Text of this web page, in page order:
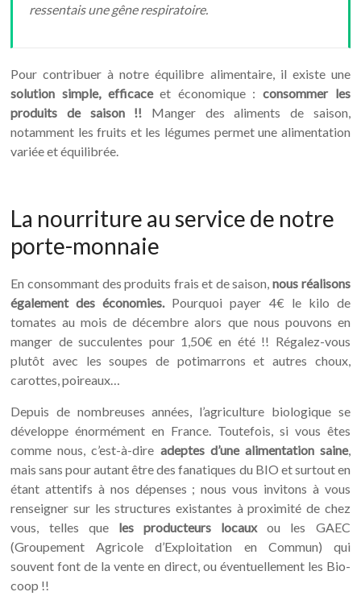
ressentais une gêne respiratoire.
Pour contribuer à notre équilibre alimentaire, il existe une
solution simple, efficaceet économique : consommer les
produits de saison !! Manger des aliments de saison,
notamment les fruits et les légumes permet une alimentation
variée et équilibrée.
La nourriture au service de notre
porte-monnaie
En consommant des produits frais et de saison, nous réalisons
également des économies.Pourquoi payer 4€ le kilo de
tomates au mois de décembre alors que nous pouvons en
manger de succulentes pour 1,50€ en été !! Régalez-vous
plutôt avec les soupes de potimarrons et autres choux,
carottes, poireaux…
Depuis de nombreuses années, l’agriculture biologique se
développe énormément en France. Toutefois, si vous êtes
comme nous, c’est-à-dire adeptes d’une alimentation saine,
mais sans pour autant être des fanatiques du BIO et surtout en
étant attentifs à nos dépenses ; nous vous invitons à vous
renseigner sur les structures existantes à proximité de chez
vous, telles que les producteurs locauxou les GAEC
(Groupement Agricole d’Exploitation en Commun) qui
souvent font de la vente en direct, ou éventuellement les Bio-
coop !!